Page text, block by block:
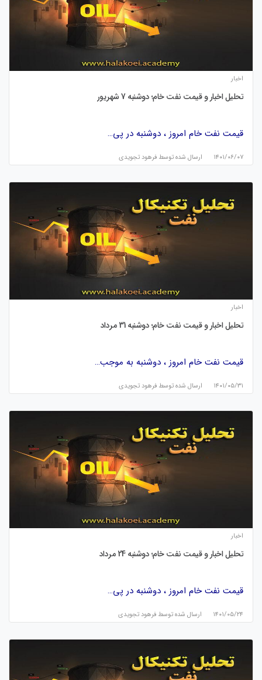
اخبار
تحلیل اخبار و قیمت نفت خام؛ دوشنبه 7 شهریور
قیمت نفت خام امروز ، دوشنبه در پی…
۱۴۰۱/۰۶/۰۷ ارسال شده توسط فرهود تجویدی
اخبار
تحلیل اخبار و قیمت نفت خام؛ دوشنبه 31 مرداد
قیمت نفت خام امروز ، دوشنبه به موجب…
۱۴۰۱/۰۵/۳۱ ارسال شده توسط فرهود تجویدی
اخبار
تحلیل اخبار و قیمت نفت خام؛ دوشنبه 24 مرداد
قیمت نفت خام امروز ، دوشنبه در پی…
۱۴۰۱/۰۵/۲۴ ارسال شده توسط فرهود تجویدی